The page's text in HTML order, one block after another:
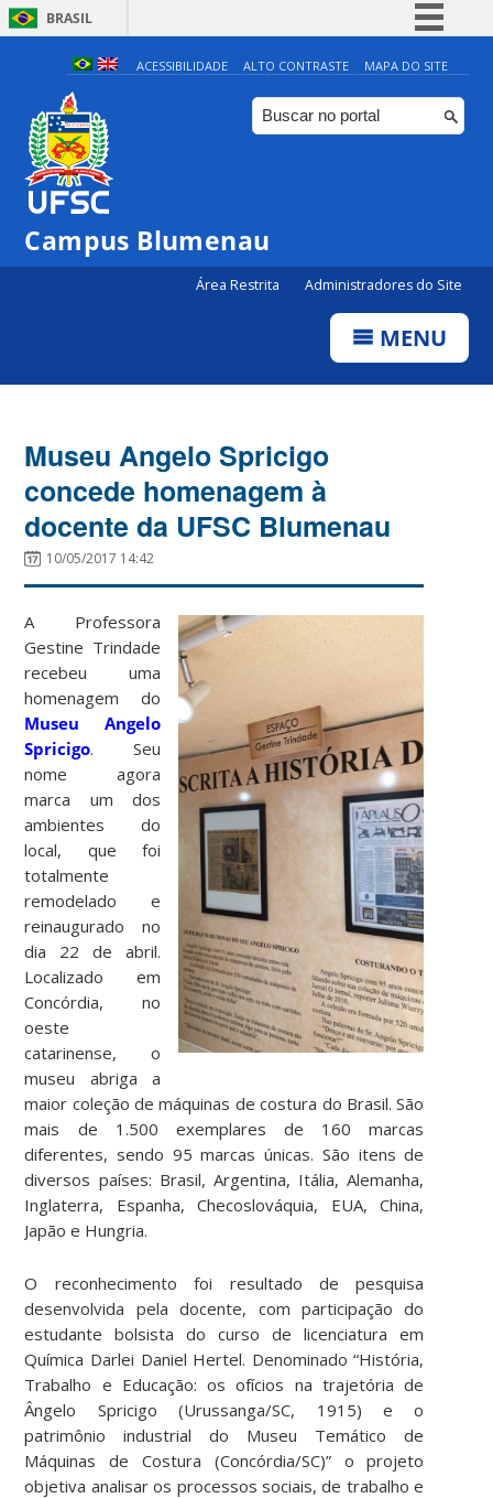
BRASIL
Simplifique!
Comunica BR
Participe
ACESSIBILIDADE ALTO CONTRASTE MAPA DO SITE
Campus Blumenau
Área Restrita Administradores do Site
MENU
Museu Angelo Spricigo
concede homenagem à
docente da UFSC Blumenau
10/05/2017 14:42
A Professora
Gestine Trindade
recebeu uma
homenagem do
Museu Angelo
Spricigo. Seu
nome agora
marca um dos
ambientes do
local, que foi
totalmente
remodelado e
reinaugurado no
dia 22 de abril.
Localizado em
Concórdia, no
oeste
catarinense, o
museu abriga a
maior coleção de máquinas de costura do Brasil. São
mais de 1.500 exemplares de 160 marcas
diferentes, sendo 95 marcas únicas. São itens de
diversos países: Brasil, Argentina, Itália, Alemanha,
Inglaterra, Espanha, Checoslováquia, EUA, China,
Japão e Hungria.
O reconhecimento foi resultado de pesquisa
desenvolvida pela docente, com participação do
estudante bolsista do curso de licenciatura em
Química Darlei Daniel Hertel. Denominado “História,
Trabalho e Educação: os ofícios na trajetória de
Ângelo Spricigo (Urussanga/SC, 1915) e o
patrimônio industrial do Museu Temático de
Máquinas de Costura (Concórdia/SC)” o projeto
objetiva analisar os processos sociais, de trabalho e